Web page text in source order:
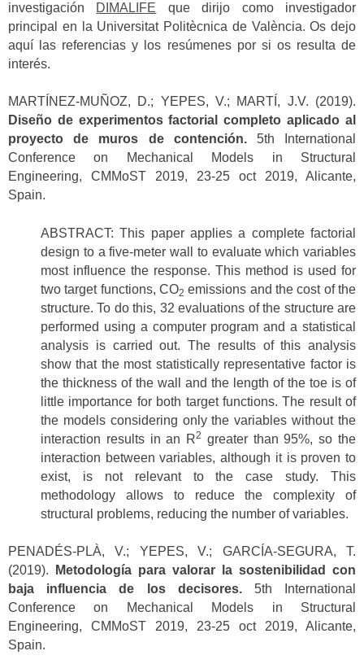
investigación DIMALIFE que dirijo como investigador
principal en la Universitat Politècnica de València. Os dejo
aquí las referencias y los resúmenes por si os resulta de
interés.
MARTÍNEZ-MUÑOZ, D.; YEPES, V.; MARTÍ, J.V. (2019).
Diseño de experimentos factorial completo aplicado al
proyecto de muros de contención.5th International
Conference on Mechanical Models in Structural
Engineering, CMMoST 2019, 23-25 oct 2019, Alicante,
Spain.
ABSTRACT: This paper applies a complete factorial
design to a five-meter wall to evaluate which variables
most influence the response. This method is used for
two target functions, CO2 emissions and the cost of the
structure. To do this, 32 evaluations of the structure are
performed using a computer program and a statistical
analysis is carried out. The results of this analysis
show that the most statistically representative factor is
the thickness of the wall and the length of the toe is of
little importance for both target functions. The result of
the models considering only the variables without the
interaction results in an R2
greater than 95%, so the
interaction between variables, although it is proven to
exist, is not relevant to the case study. This
methodology allows to reduce the complexity of
structural problems, reducing the number of variables.
PENADÉS-PLÀ, V.; YEPES, V.; GARCÍA-SEGURA, T.
(2019).
Metodología para valorar la sostenibilidad con
baja influencia de los decisores.5th International
Conference on Mechanical Models in Structural
Engineering, CMMoST 2019, 23-25 oct 2019, Alicante,
Spain.